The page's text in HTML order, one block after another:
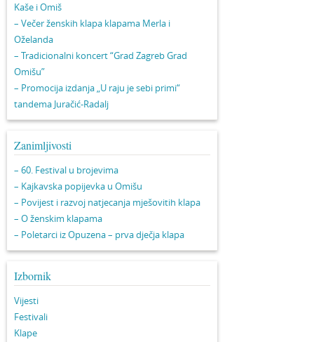
Kaše i Omiš
– Večer ženskih klapa klapama Merla i
Oželanda
– Tradicionalni koncert “Grad Zagreb Grad
Omišu”
– Promocija izdanja „U raju je sebi primi“
tandema Juračić-Radalj
Zanimljivosti
– 60. Festival u brojevima
– Kajkavska popijevka u Omišu
– Povijest i razvoj natjecanja mješovitih klapa
– O ženskim klapama
– Poletarci iz Opuzena – prva dječja klapa
Izbornik
Vijesti
Festivali
Klape